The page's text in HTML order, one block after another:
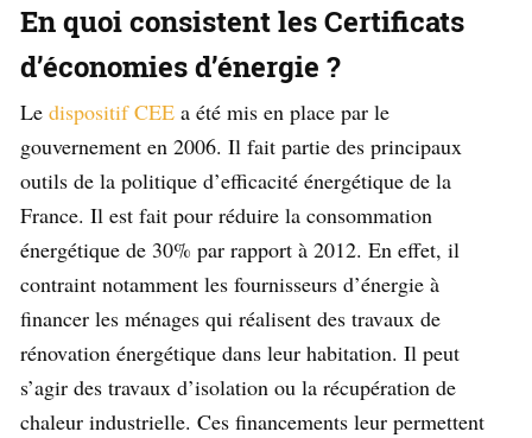
En quoi consistent les Certificats
d’économies d’énergie ?
Le dispositif CEE a été mis en place par le
gouvernement en 2006. Il fait partie des principaux
outils de la politique d’efficacité énergétique de la
France. Il est fait pour réduire la consommation
énergétique de 30% par rapport à 2012. En effet, il
contraint notamment les fournisseurs d’énergie à
financer les ménages qui réalisent des travaux de
rénovation énergétique dans leur habitation. Il peut
s’agir des travaux d’isolation ou la récupération de
chaleur industrielle. Ces financements leur permettent